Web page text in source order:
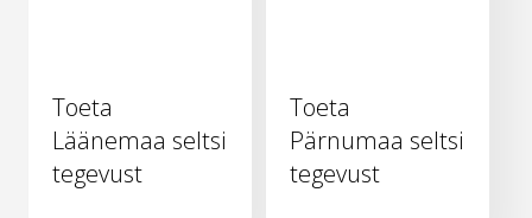
Toeta
Läänemaa seltsi
tegevust
Toeta
Pärnumaa seltsi
tegevust